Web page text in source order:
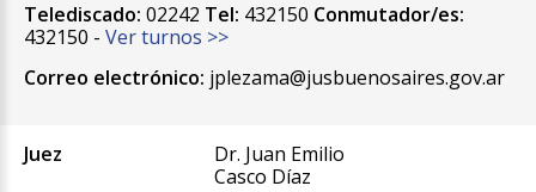
Telediscado: 02242 Tel: 432150 Conmutador/es:
432150 - Ver turnos >>
Correo electrónico: jplezama@jusbuenosaires.gov.ar
Juez
Dr. Juan Emilio
Casco Díaz